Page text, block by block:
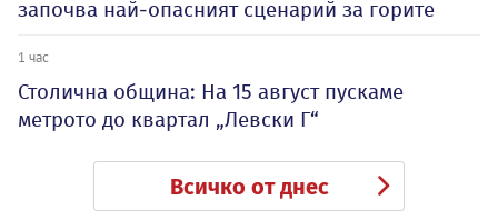
започва най-опасният сценарий за горите
1 час
Столична община: На 15 август пускаме
метрото до квартал „Левски Г“
Всичко от днес